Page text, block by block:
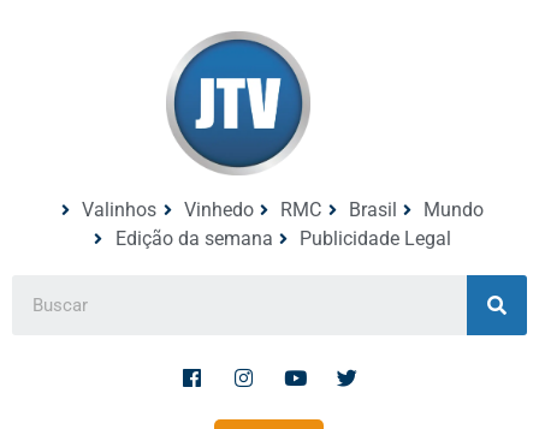
Valinhos Vinhedo RMC Brasil
Mundo
Edição da semana
Publicidade Legal